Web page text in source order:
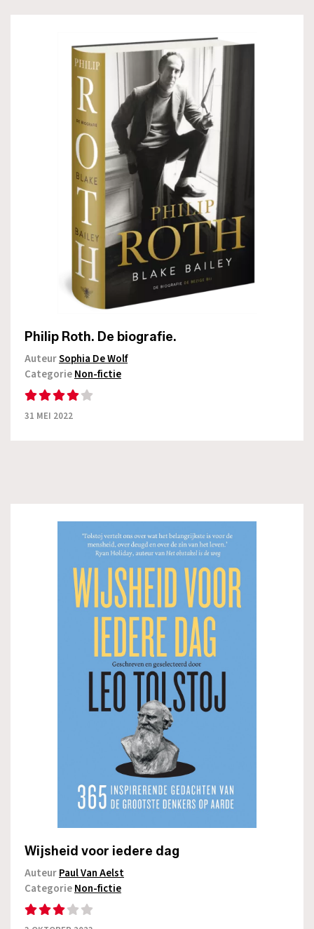
Philip Roth. De biografie.
AuteurSophia De Wolf
CategorieNon-fictie
31 MEI 2022
Wijsheid voor iedere dag
AuteurPaul Van Aelst
CategorieNon-fictie